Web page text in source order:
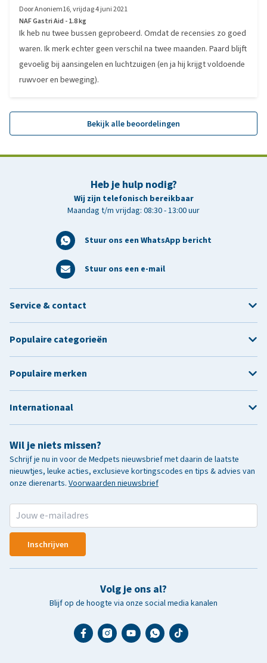
DoorAnoniem16,vrijdag 4 juni 2021
NAF Gastri Aid - 1.8 kg
Ik heb nu twee bussen geprobeerd. Omdat de recensies zo goed
waren. Ik merk echter geen verschil na twee maanden. Paard blijft
gevoelig bij aansingelen en luchtzuigen (en ja hij krijgt voldoende
ruwvoer en beweging).
Bekijk alle beoordelingen
Heb je hulp nodig?
Wij zijn telefonisch bereikbaar
Maandag t/m vrijdag: 08:30 - 13:00 uur
Stuur ons een WhatsApp bericht
Stuur ons een e-mail
Wil je niets missen?
Schrijf je nu in voor de Medpets nieuwsbrief met daarin de laatste
nieuwtjes, leuke acties, exclusieve kortingscodes en tips & advies van
onze dierenarts. Voorwaarden nieuwsbrief
Inschrijven
Volg je ons al?
Blijf op de hoogte via onze social media kanalen
Service & contact
Populaire categorieën
Populaire merken
Internationaal